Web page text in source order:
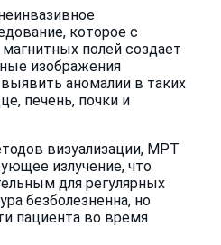
которое с
полей создает
изображения
аномалии в таких
печень, почки и
визуализации, МРТ
излучение, что
для регулярных
безболезненна, но
пациента во время